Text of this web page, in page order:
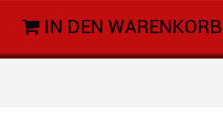
IN DEN WARENKORB